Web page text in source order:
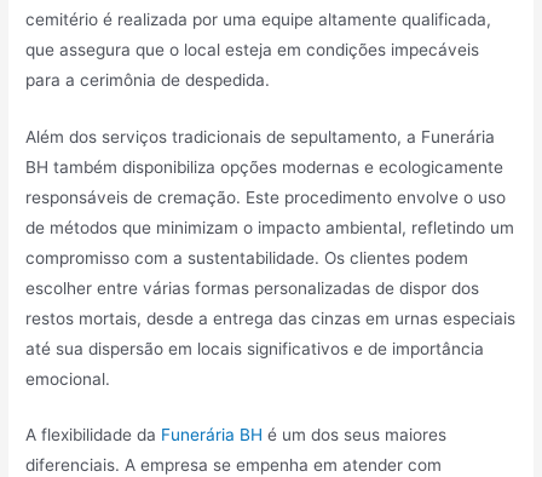
cemitério é realizada por uma equipe altamente qualificada,
que assegura que o local esteja em condições impecáveis
para a cerimônia de despedida.
Além dos serviços tradicionais de sepultamento, a Funerária
BH também disponibiliza opções modernas e ecologicamente
responsáveis de cremação. Este procedimento envolve o uso
de métodos que minimizam o impacto ambiental, refletindo um
compromisso com a sustentabilidade. Os clientes podem
escolher entre várias formas personalizadas de dispor dos
restos mortais, desde a entrega das cinzas em urnas especiais
até sua dispersão em locais significativos e de importância
emocional.
A flexibilidade da Funerária BH é um dos seus maiores
diferenciais. A empresa se empenha em atender com